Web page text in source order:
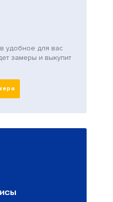
удобное для вас
замеры и выкупит